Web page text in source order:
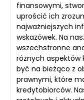
finansowymi,
uprościć ich
najważniejszych
wskazówek. Na
wszechstronne
różnych aspektów
być na bieżąco z
prawnymi, które
kredytobiorców.